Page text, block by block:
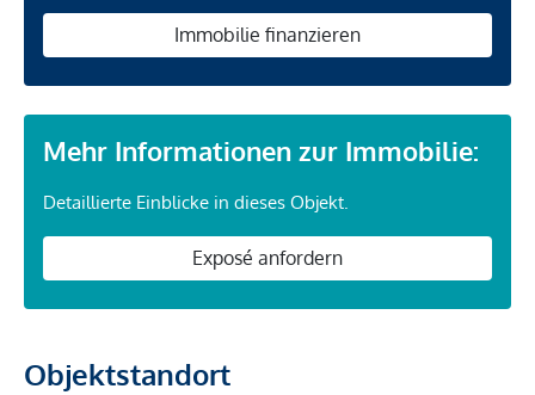
Immobilie finanzieren
Mehr Informationen zur Immobilie:
Detaillierte Einblicke in dieses Objekt.
Exposé anfordern
Objektstandort